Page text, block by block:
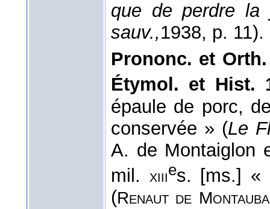
que de perdre la
sauv.,1938, p. 11).
Prononc. et
Étymol. et Hist.
épaule de porc,
conservée » (Le
A. de Montaiglon
mil.
xiiies. [ms.] «
(Renaut de